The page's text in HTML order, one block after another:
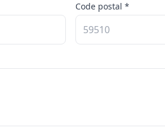
Code postal *